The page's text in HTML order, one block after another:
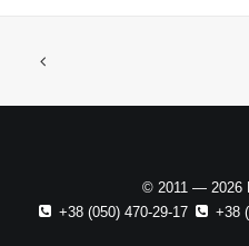
© 2011 — 2026
+38 (050) 470-29-17
+38